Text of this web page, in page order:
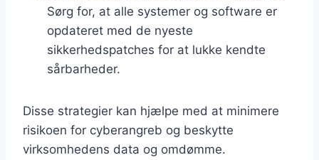
Sørg for, at alle systemer og software er
opdateret med de nyeste
sikkerhedspatches for at lukke kendte
sårbarheder.
Disse strategier kan hjælpe med at minimere
risikoen for cyberangreb og beskytte
virksomhedens data og omdømme.